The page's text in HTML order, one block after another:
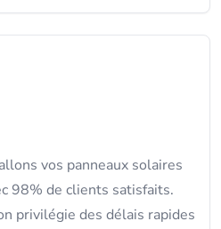
vos panneaux solaires
98% de clients satisfaits.
privilégie des délais rapides